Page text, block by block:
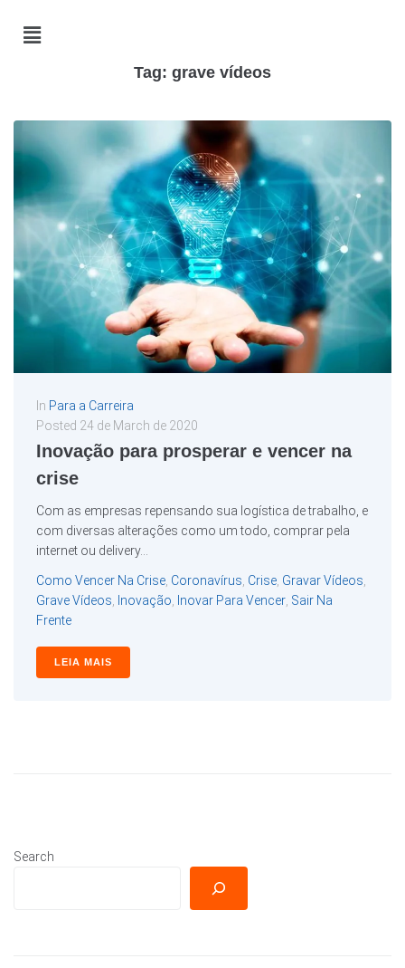
Tag: grave vídeos
In Para a Carreira
Posted 24 de March de 2020
Inovação para prosperar e vencer na
crise
Com as empresas repensando sua logística de trabalho, e
com diversas alterações como um todo, comprar pela
internet ou delivery...
Como Vencer Na Crise Coronavírus Crise Gravar Vídeos
Grave Vídeos
Inovação Inovar Para Vencer Sair Na
Frente
LEIA MAIS
Search